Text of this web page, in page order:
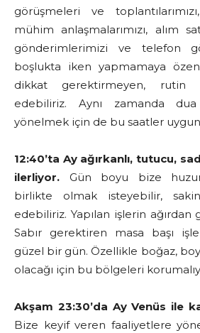
görüşmeleri ve
mühim anlaşmalarımızı, alım
gönderimlerimizi ve telefon
boşlukta iken yapmamaya
dikkat gerektirmeyen, rutin
edebiliriz. Aynı zamanda
yönelmek için de bu saatler
12:40’ta Ay ağırkanlı, tutucu,
ilerliyor. Gün boyu bize
birlikte olmak isteyebilir,
edebiliriz. Yapılan işlerin ağırdan
Sabır gerektiren masa başı
güzel bir gün. Özellikle boğaz,
olacağı için bu bölgeleri
Akşam 23:30’da Ay Venüs ile
Bize keyif veren faaliyetlere